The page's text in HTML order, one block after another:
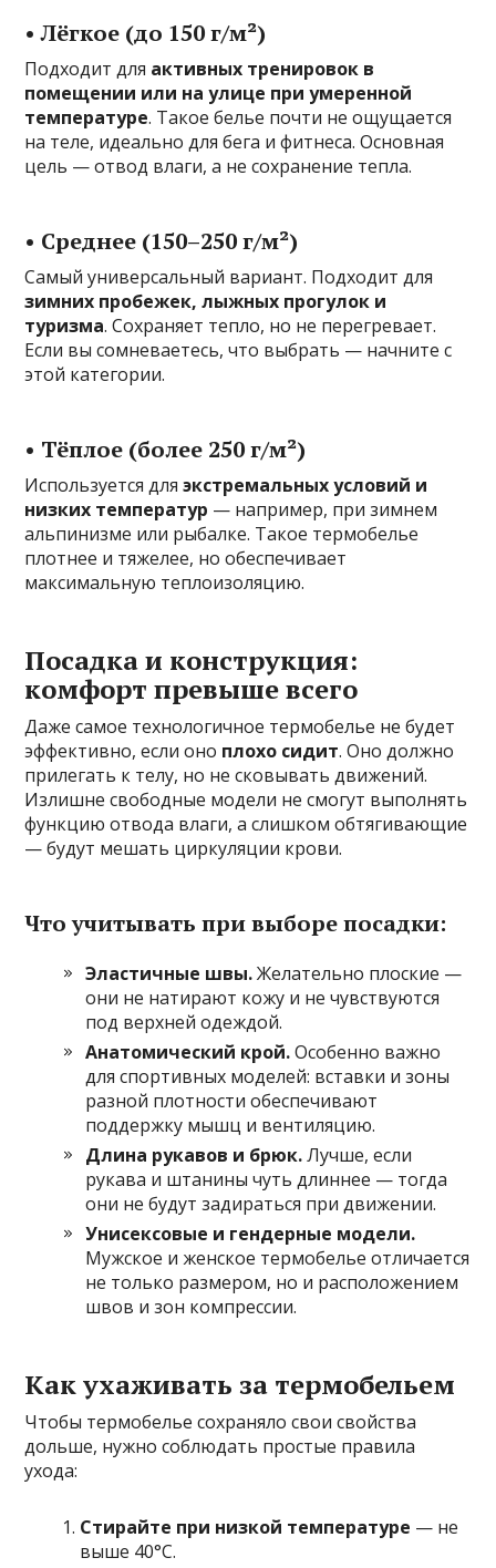
• Лёгкое (до 150 г/м²)
Подходит для активных тренировок в
помещении или на улице при умеренной
температуре. Такое белье почти не ощущается
на теле, идеально для бега и фитнеса. Основная
цель — отвод влаги, а не сохранение тепла.
• Среднее (150–250 г/м²)
Самый универсальный вариант. Подходит для
зимних пробежек, лыжных прогулок и
туризма. Сохраняет тепло, но не перегревает.
Если вы сомневаетесь, что выбрать — начните с
этой категории.
• Тёплое (более 250 г/м²)
Используется дляэкстремальных условий и
низких температур — например, при зимнем
альпинизме или рыбалке. Такое термобелье
плотнее и тяжелее, но обеспечивает
максимальную теплоизоляцию.
Посадка и конструкция:
комфорт превыше всего
Даже самое технологичное термобелье не будет
эффективно, если оно плохо сидит. Оно должно
прилегать к телу, но не сковывать движений.
Излишне свободные модели не смогут выполнять
функцию отвода влаги, а слишком обтягивающие
— будут мешать циркуляции крови.
Что учитывать при выборе посадки:
Эластичные швы.Желательно плоские —
они не натирают кожу и не чувствуются
под верхней одеждой.
Анатомический крой.Особенно важно
для спортивных моделей: вставки и зоны
разной плотности обеспечивают
поддержку мышц и вентиляцию.
Длина рукавов и брюк.Лучше, если
рукава и штанины чуть длиннее — тогда
они не будут задираться при движении.
Унисексовые и гендерные модели.
Мужское и женское термобелье отличается
не только размером, но и расположением
швов и зон компрессии.
Как ухаживать за термобельем
Чтобы термобелье сохраняло свои свойства
дольше, нужно соблюдать простые правила
ухода:
Стирайте при низкой температуре — не
выше 40°C.